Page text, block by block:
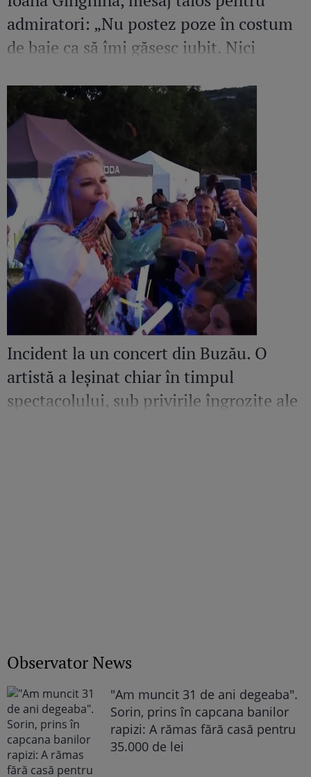
admiratori: „Nu postez poze în costum
de baie ca să îmi găsesc iubit. Nici
Incident la un concert din Buzău. O
artistă a leșinat chiar în timpul
spectacolului, sub privirile îngrozite ale
Observator News
"Am muncit 31 de ani degeaba".
Sorin, prins în capcana banilor
rapizi: A rămas fără casă pentru
35.000 de lei